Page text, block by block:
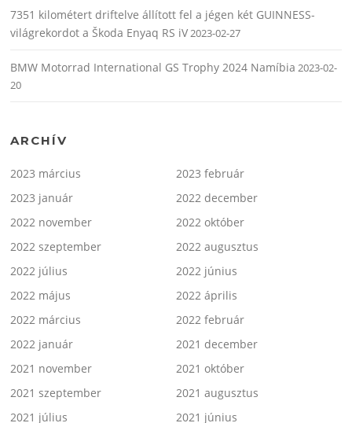
7351 kilométert driftelve állított fel a jégen két GUINNESS-
világrekordot a Škoda Enyaq RS iV2023-02-27
BMW Motorrad International GS Trophy 2024 Namíbia 2023-02-
20
ARCHÍV
2023 március
2023 február
2023 január
2022 december
2022 november
2022 október
2022 szeptember
2022 augusztus
2022 július
2022 június
2022 május
2022 április
2022 március
2022 február
2022 január
2021 december
2021 november
2021 október
2021 szeptember
2021 augusztus
2021 július
2021 június